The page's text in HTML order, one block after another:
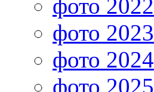
фото 2022
фото 2023
фото 2024
фото 2025